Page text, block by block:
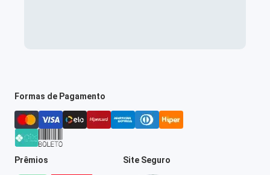
Formas de Pagamento
Prêmios Site Seguro